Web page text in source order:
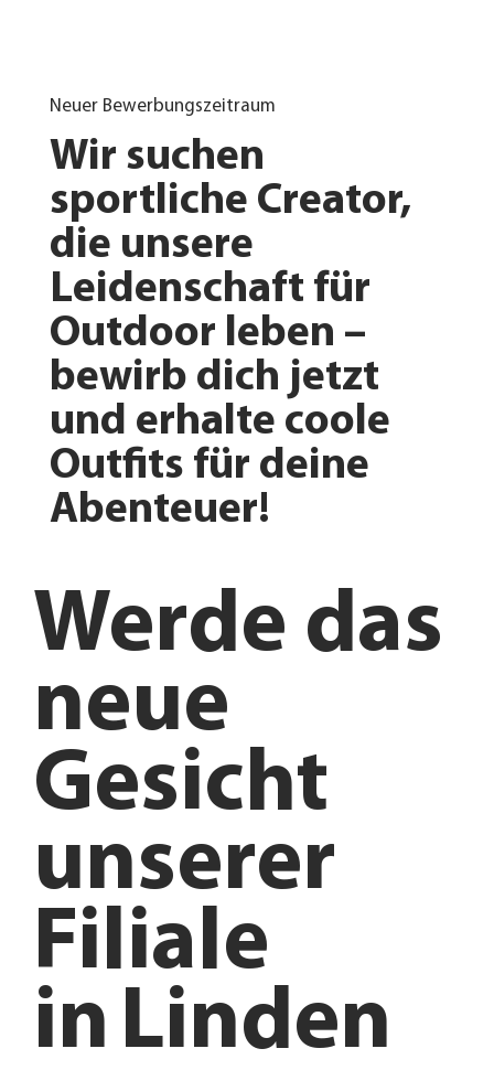
Werde das
neue
Gesicht
unserer
Filiale
in Linden
Wir suchen
sportliche Creator,
die unsere
Leidenschaft für
Outdoor leben –
bewirb dich jetzt
und erhalte coole
Outfits für deine
Abenteuer!
Neuer Bewerbungszeitraum